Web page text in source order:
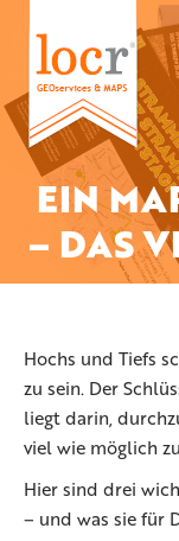
EIN
– DAS
Hochs und Tiefs
zu sein. Der
liegt darin,
viel wie möglich
Hier sind drei
– und was sie für